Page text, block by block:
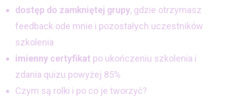
dostęp do zamkniętej grupy, gdzie otrzymasz
feedback ode mnie i pozostałych uczestników
szkolenia
imienny certyfikat po ukończeniu szkolenia i
zdania quizu powyżej 85%
Czym są rolki i po co je tworzyć?